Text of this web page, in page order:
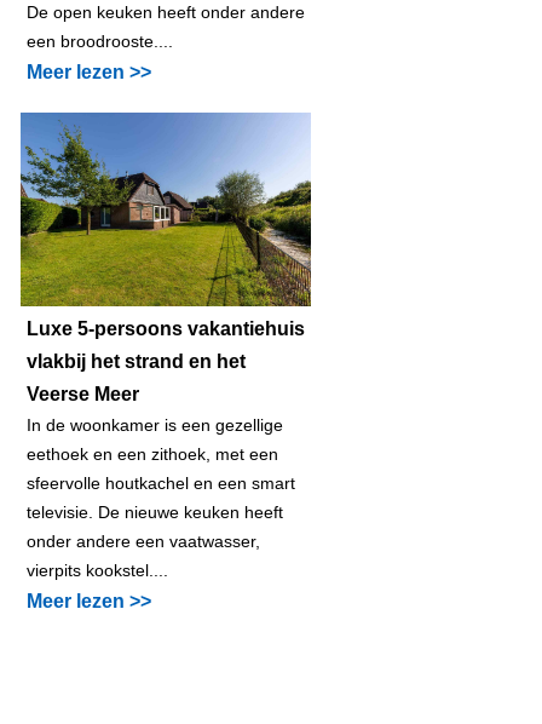
De open keuken heeft onder andere
een broodrooste....
Meer lezen >>
Luxe 5-persoons vakantiehuis
vlakbij het strand en het
Veerse Meer
In de woonkamer is een gezellige
eethoek en een zithoek, met een
sfeervolle houtkachel en een smart
televisie. De nieuwe keuken heeft
onder andere een vaatwasser,
vierpits kookstel....
Meer lezen >>